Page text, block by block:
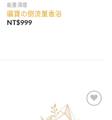
能量清理
礦寶の倒流薰香浴
NT$999